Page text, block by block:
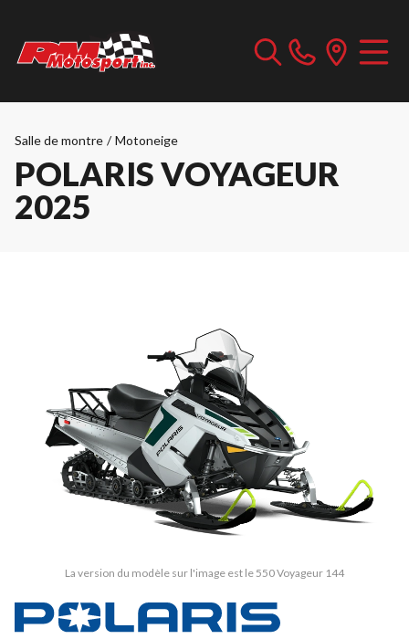
Salle de montre / Motoneige
POLARIS VOYAGEUR
2025
La version du modèle sur l'image est le 550 Voyageur 144